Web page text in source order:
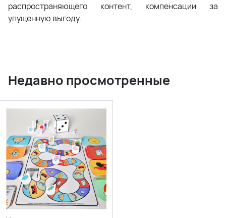
распространяющего контент, компенсации за
упущенную выгоду.
Недавно просмотренные